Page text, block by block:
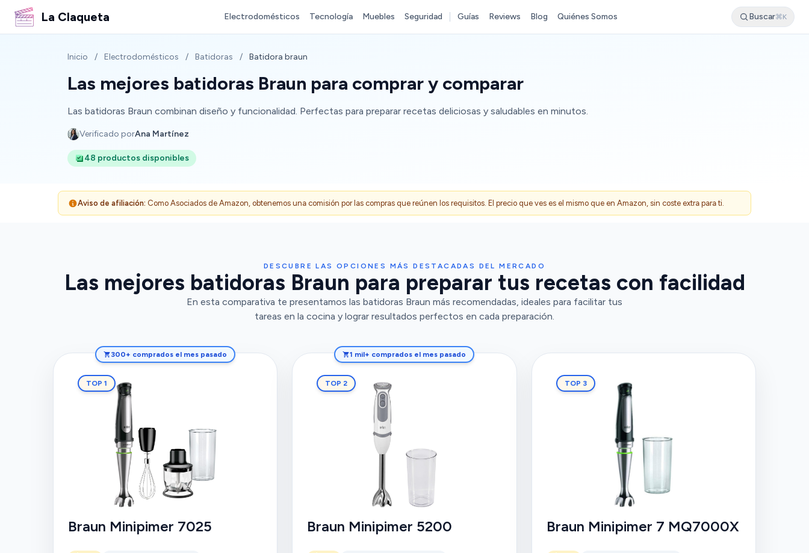
La Claqueta Electrodomésticos Tecnología Muebles Seguridad Guías Reviews Blog Quiénes Somos Buscar⌘K
Inicio / Electrodomésticos / Batidoras / Batidora braun
Las mejores batidoras Braun para comprar y comparar
Las batidoras Braun combinan diseño y funcionalidad. Perfectas para preparar recetas deliciosas y saludables en minutos.
Verificado porAna Martínez
48 productos disponibles
Aviso de afiliación: Como Asociados de Amazon, obtenemos una comisión por las compras que reúnen los requisitos. El precio que ves es el mismo que en Amazon, sin coste extra para ti.
DESCUBRE LAS OPCIONES MÁS DESTACADAS DEL MERCADO
Las mejores batidoras Braun para preparar tus recetas con facilidad
En esta comparativa te presentamos las batidoras Braun más recomendadas, ideales para facilitar tus
tareas en la cocina y lograr resultados perfectos en cada preparación.
300+ comprados el mes pasado
TOP 1
Braun Minipimer 7025
1 mil+ comprados el mes pasado
TOP 2
Braun Minipimer 5200
TOP 3
Braun Minipimer 7 MQ7000X